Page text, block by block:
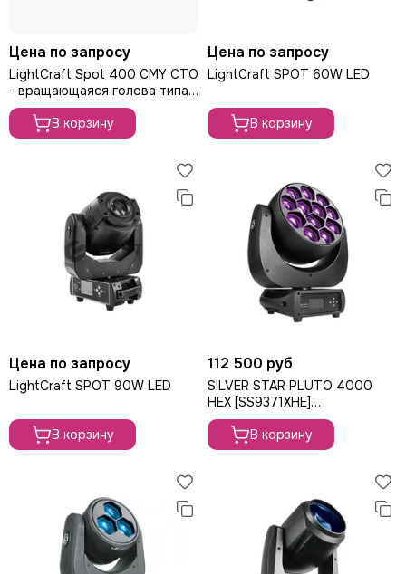
Цена по запросу
LightCraft Spot 400 CMY CTO
- вращающаяся голова типа
Beam/Spot. Тип источника
света: LED-модуль бел
В корзину
Цена по запросу
LightCraft SPOT 60W LED
В корзину
Цена по запросу
LightCraft SPOT 90W LED
В корзину
112 500 руб
SILVER STAR PLUTO 4000
HEX [SS9371XHE]
вращающаяся голова Wash,
720ВтВ корзину